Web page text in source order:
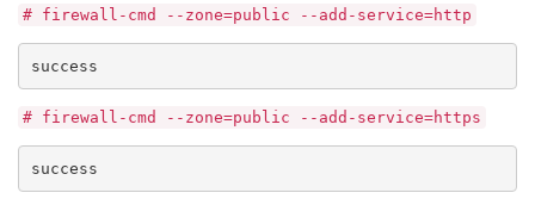
# firewall-cmd --zone=public --add-service=http
success
# firewall-cmd --zone=public --add-service=https
success